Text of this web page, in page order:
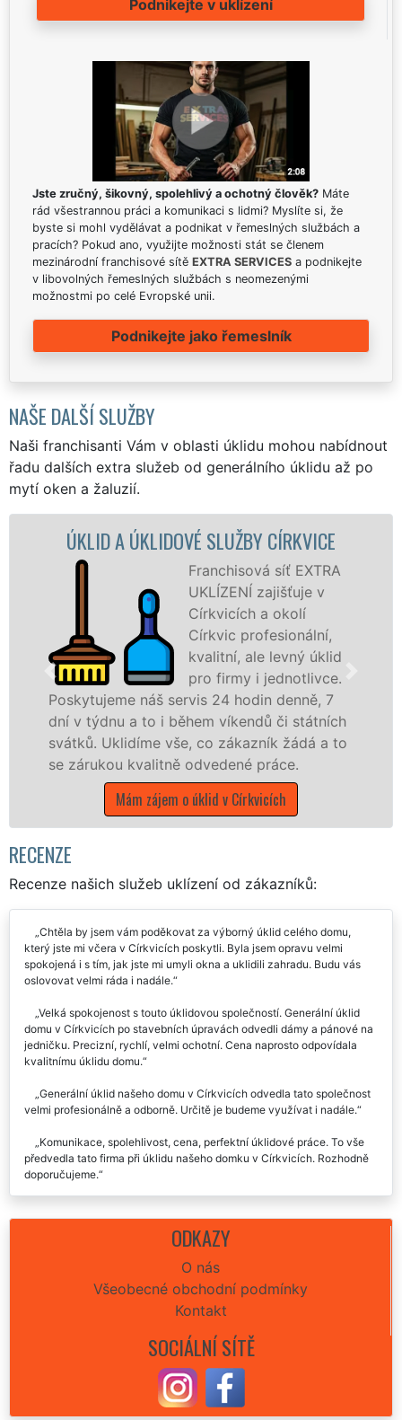
Podnikejte v uklízení
Jste zručný, šikovný, spolehlivý a ochotný člověk? Máte
rád všestrannou práci a komunikaci s lidmi? Myslíte si, že
byste si mohl vydělávat a podnikat v řemeslných službách a
pracích? Pokud ano, využijte možnosti stát se členem
mezinárodní franchisové sítě EXTRA SERVICES a podnikejte
v libovolných řemeslných službách s neomezenými
možnostmi po celé Evropské unii.
Podnikejte jako řemeslník
NAŠE DALŠÍ SLUŽBY
Naši franchisanti Vám v oblasti úklidu mohou nabídnout
řadu dalších extra služeb od generálního úklidu až po
mytí oken a žaluzií.
SLUŽBY CÍRKVICE
Franchisová síť EXTRA
UKLÍZENÍ zajišťuje v
Církvicích a okolí
Církvic profesionální,
kvalitní, ale levný úklid
pro firmy i jednotlivce.
servis 24 hodin denně, 7
i během víkendů či státních
vše, co zákazník žádá a to
odvedené práce.
zájem o úklid v Církvicích
ÚKLIDOVÁ
nabízíme pro
státní podniky,
Středočeském
RECENZE
Recenze našich služeb uklízení od zákazníků:
Chtěla by jsem vám poděkovat za výborný úklid celého domu,
který jste mi včera v Církvicích poskytli. Byla jsem opravu velmi
spokojená i s tím, jak jste mi umyli okna a uklidili zahradu. Budu vás
oslovovat velmi ráda i nadále.
Velká spokojenost s touto úklidovou společností. Generální úklid
domu v Církvicích po stavebních úpravách odvedli dámy a pánové na
jedničku. Precizní, rychlí, velmi ochotní. Cena naprosto odpovídala
kvalitnímu úklidu domu.
Generální úklid našeho domu v Církvicích odvedla tato společnost
velmi profesionálně a odborně. Určitě je budeme využívat i nadále.
Komunikace, spolehlivost, cena, perfektní úklidové práce. To vše
předvedla tato firma při úklidu našeho domku v Církvicích. Rozhodně
doporučujeme.
Církvicích. Naprosto ochotně, flexibilně a profesionálně nám vyšla
vstříc společnost Extra uklízení, která nám zajistila nejen požadované
Určitě doporučujeme tyto spolehlivé služby.
Parádní práce uklízení bytu v Církvicích. Budu využívat určitě
Úklid našeho domečku v Církvicích nám minulý týden zajistila tato
úklidová firma EXTRA UKLÍZENÍ. Velká spokojenost. Kompletně o vše
se postarali, uklidili famózně a cena seděla přesně jak jsme se
domluvili. Vřele můžu každému doporučit.
ODKAZY
O nás
Všeobecné obchodní podmínky
Kontakt
SOCIÁLNÍ SÍTĚ